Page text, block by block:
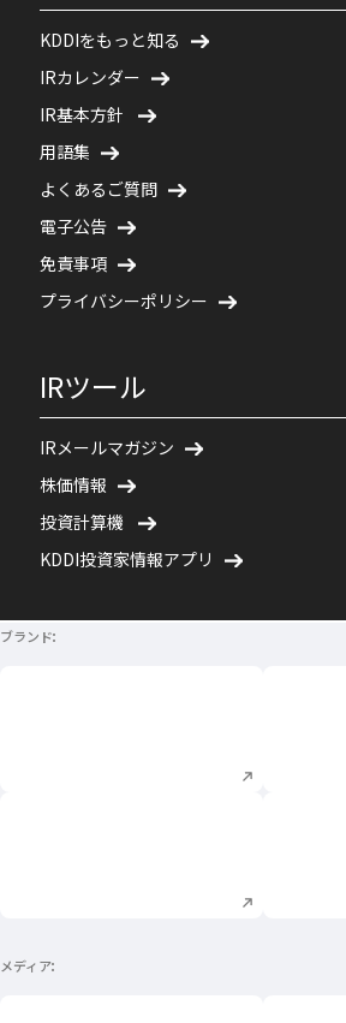
KDDIをもっと知る
IRカレンダー
IR基本方針
用語集
よくあるご質問
電子公告
免責事項
プライバシーポリシー
IRツール
IRメールマガジン
株価情報
投資計算機
KDDI投資家情報アプリ
ブランド
メディア